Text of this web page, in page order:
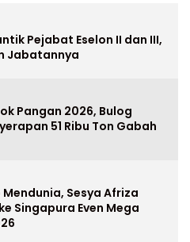
Pejabat Eselon II dan III,
Jabatannya
Pangan 2026, Bulog
51 Ribu Ton Gabah
Sesya Afriza
Singapura Even Mega